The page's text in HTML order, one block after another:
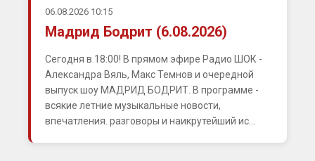
06.08.2026 10:15
Мадрид Бодрит (6.08.2026)
Сегодня в 18:00! В прямом эфире Радио ШОК -
Александра Вяль, Макс Темнов и очередной
выпуск шоу МАДРИД БОДРИТ. В программе -
всякие летние музыкальные новости,
впечатления. разговоры и наикрутейший ис...